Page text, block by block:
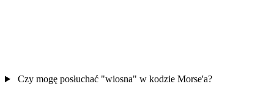
Czy mogę posłuchać "wiosna" w kodzie Morse'a?